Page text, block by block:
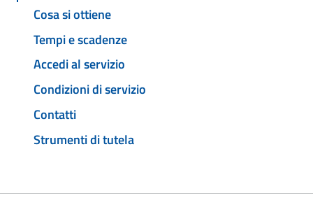
Cosa si ottiene
Tempi e scadenze
Accedi al servizio
Condizioni di servizio
Contatti
Strumenti di tutela